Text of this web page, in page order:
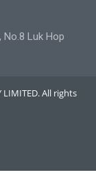
No.8 Luk Hop
LIMITED. All rights